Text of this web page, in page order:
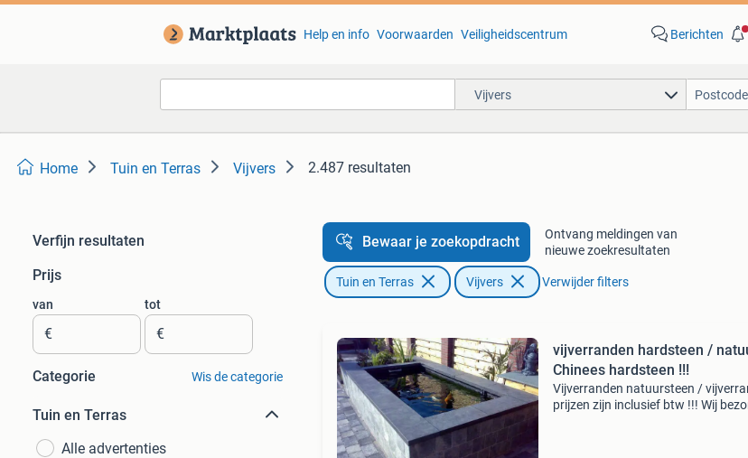
Help en info Voorwaarden Veiligheidscentrum Berichten
Vijvers
Home Tuin en Terras Vijvers 2.487 resultaten
Verfijn resultaten
Prijs
van
€
tot
€
Categorie Wis de categorie
Tuin en Terras
Alle advertenties
Bewaar je zoekopdracht
Ontvang meldingen van
nieuwe zoekresultaten
Tuin en Terras Vijvers Verwijder filters
vijverranden hardsteen /
Chinees hardsteen !!!
Vijverranden natuursteen /
prijzen zijn inclusief btw !!! Wij